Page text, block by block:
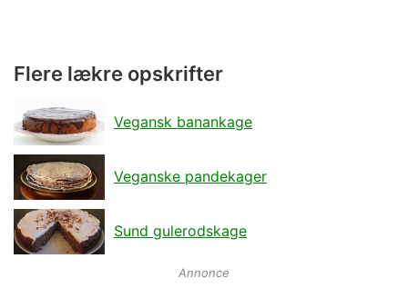
Flere lækre opskrifter
Vegansk banankage
Veganske pandekager
Sund gulerodskage
Annonce